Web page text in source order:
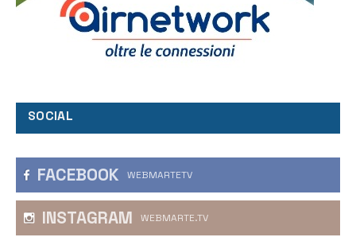
SOCIAL
FACEBOOK WEBMARTETV
INSTAGRAM WEBMARTE.TV